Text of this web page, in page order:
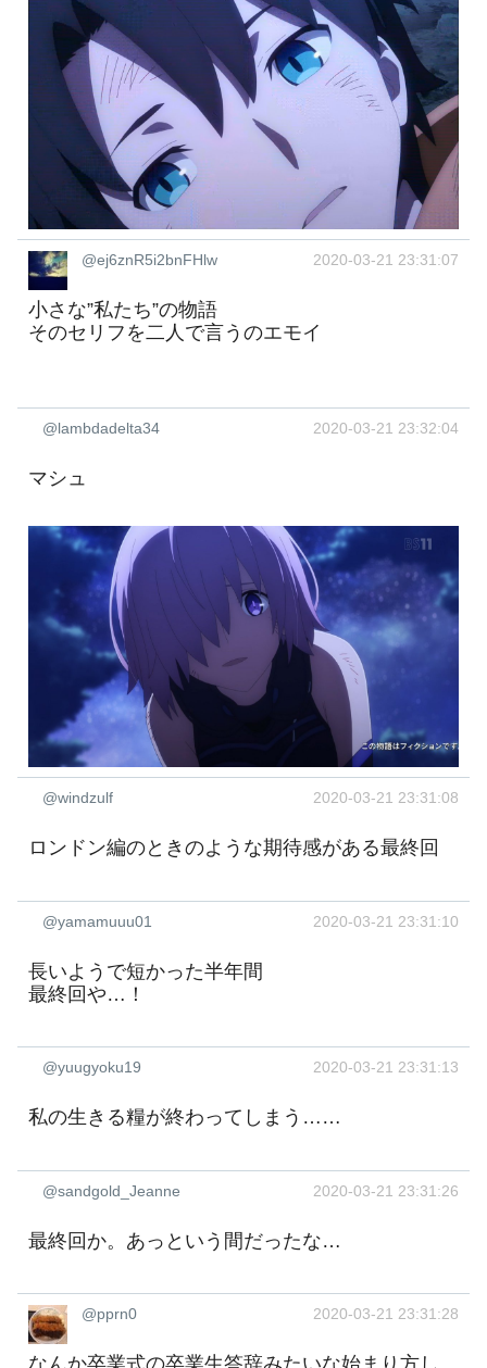
@ej6znR5i2bnFHlw 2020-03-21 23:31:07
小さな”私たち”の物語
そのセリフを二人で言うのエモイ
@lambdadelta34 2020-03-21 23:32:04
マシュ
@windzulf 2020-03-21 23:31:08
ロンドン編のときのような期待感がある最終回
@yamamuuu01 2020-03-21 23:31:10
長いようで短かった半年間
最終回や…！
@yuugyoku19 2020-03-21 23:31:13
私の生きる糧が終わってしまう……
@sandgold_Jeanne 2020-03-21 23:31:26
最終回か。あっという間だったな…
@pprn0 2020-03-21 23:31:28